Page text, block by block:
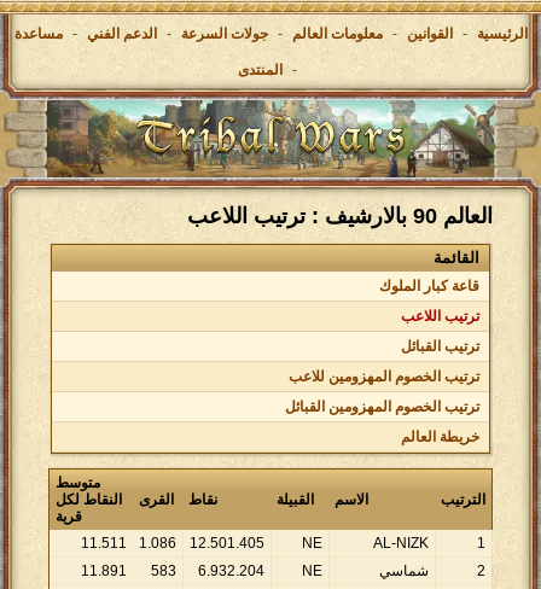
الرئيسية - القوانين - معلومات العالم - جولات السرعة - الدعم الفني - مساعدة
- المنتدى
العالم 90 بالارشيف : ترتيب اللاعب
القائمة
قاعة كبار الملوك
ترتيب اللاعب
ترتيب القبائل
ترتيب الخصوم المهزومين للاعب
ترتيب الخصوم المهزومين القبائل
خريطة العالم
الترتيب الاسم القبيلة نقاط القرى
متوسط
النقاط لكل
قرية
1
AL-NIZK
NE
12.501.405
1.086
11.511
2
شماسي NE
6.932.204
583
11.891